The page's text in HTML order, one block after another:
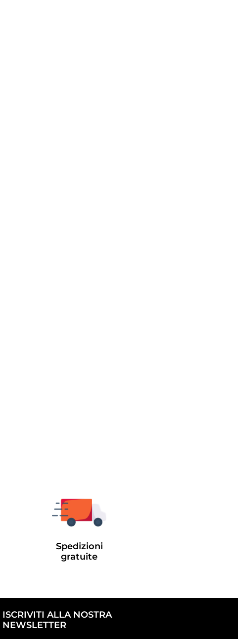
Spedizioni
gratuite
ISCRIVITI ALLA NOSTRA
NEWSLETTER